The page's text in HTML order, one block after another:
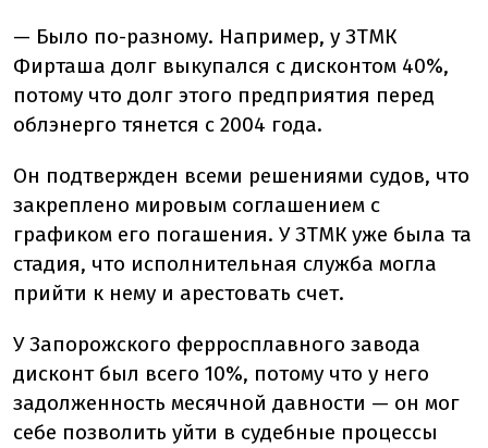
— Было по-разному. Например, у ЗТМК
Фирташа долг выкупался с дисконтом 40%,
потому что долг этого предприятия перед
облэнерго тянется с 2004 года.
Он подтвержден всеми решениями судов, что
закреплено мировым соглашением с
графиком его погашения. У ЗТМК уже была та
стадия, что исполнительная служба могла
прийти к нему и арестовать счет.
У Запорожского ферросплавного завода
дисконт был всего 10%, потому что у него
задолженность месячной давности — он мог
себе позволить уйти в судебные процессы